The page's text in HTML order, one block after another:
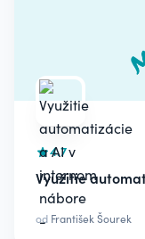
4.7
Využitie
od František Šourek